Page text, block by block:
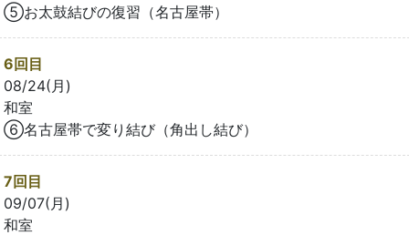
⑤お太鼓結びの復習（名古屋帯）
6回目
08/24(月)
和室
⑥名古屋帯で変り結び（角出し結び）
7回目
09/07(月)
和室